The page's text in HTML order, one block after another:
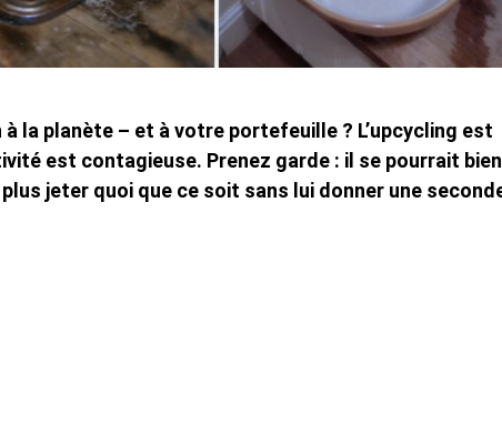
la planète – et à votre portefeuille ? L’upcycling est
est contagieuse. Prenez garde : il se pourrait bien
jeter quoi que ce soit sans lui donner une